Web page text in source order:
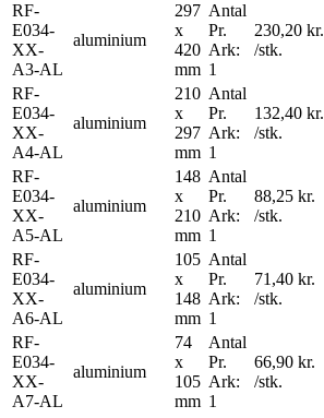
RF-
E034-
XX-
A3-AL
aluminium
297
x
420
mm
Antal
Pr.
Ark:
1
230,20 kr.
/stk.
RF-
E034-
XX-
A4-AL
aluminium
210
x
297
mm
Antal
Pr.
Ark:
1
132,40 kr.
/stk.
RF-
E034-
XX-
A5-AL
aluminium
148
x
210
mm
Antal
Pr.
Ark:
1
88,25 kr.
/stk.
RF-
E034-
XX-
A6-AL
aluminium
105
x
148
mm
Antal
Pr.
Ark:
1
71,40 kr.
/stk.
RF-
E034-
XX-
A7-AL
aluminium
74
x
105
mm
Antal
Pr.
Ark:
1
66,90 kr.
/stk.